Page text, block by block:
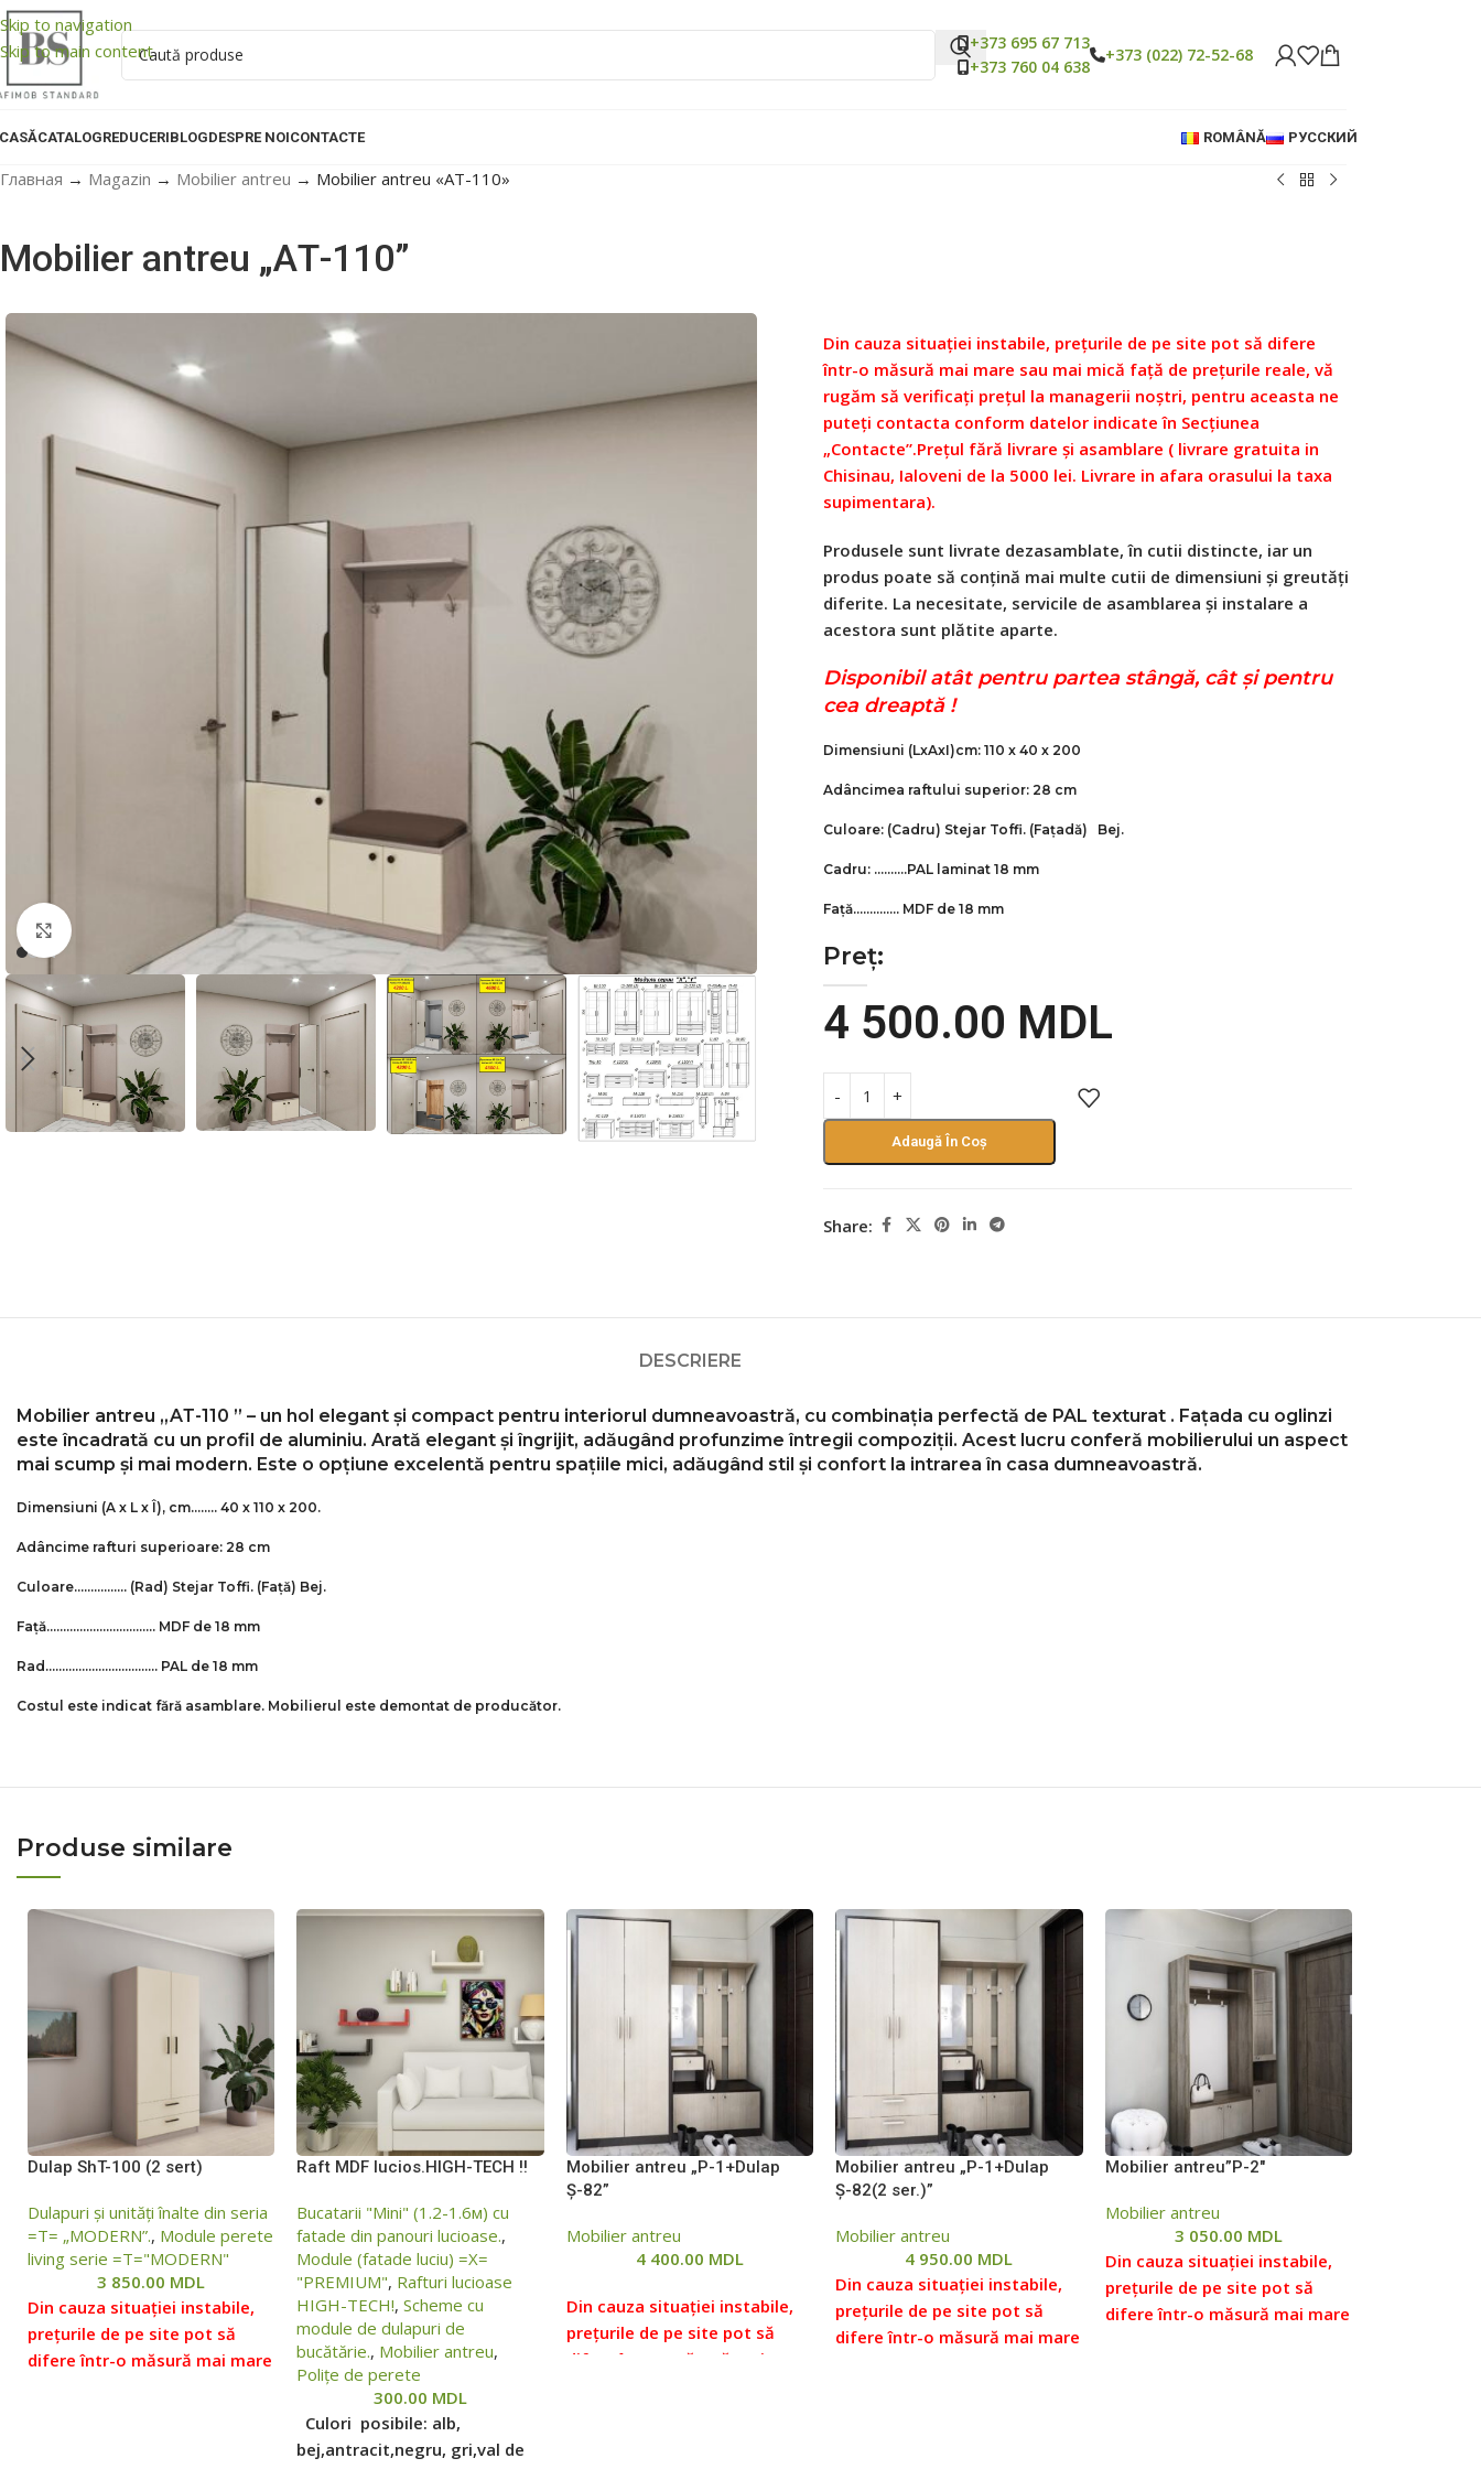
Skip to navigation
Skip to main content
+373 695 67 713
+373 760 04 638
+373 (022) 72-52-68
CATALOGREDUCERIBLOGDESPRE NOICONTACTE ROMÂNĂ РУССКИЙ
Главная → Magazin → Mobilier antreu → Mobilier antreu «AТ-110»
Mobilier antreu „AТ-110”
Faceți click pentru a mări
Din cauza situației instabile, prețurile de pe site pot să difere
într-o măsură mai mare sau mai mică față de prețurile reale, vă
rugăm să verificați prețul la managerii noștri, pentru aceasta ne
puteți contacta conform datelor indicate în Secțiunea
„Contacte”.Prețul fără livrare și asamblare ( livrare gratuita in
Chisinau, Ialoveni de la 5000 lei. Livrare in afara orasului la taxa
supimentara).
Produsele sunt livrate dezasamblate, în cutii distincte, iar un
produs poate să conțină mai multe cutii de dimensiuni și greutăți
diferite. La necesitate, servicile de asamblarea și instalare a
acestora sunt plătite aparte.
Disponibil atât pentru partea stângă, cât și pentru
cea dreaptă !
Dimensiuni (LxAxI)cm: 110 x 40 x 200
Adâncimea raftului superior: 28 cm
Culoare: (Cadru) Stejar Toffi. (Fațadă) Bej.
Cadru: ……….PAL laminat 18 mm
Față………….. MDF de 18 mm
Preț:
4 500.00 MDL
Adaugă În Coș
Share:
DESCRIERE
Mobilier antreu „AТ-110 ” – un hol elegant și compact pentru interiorul dumneavoastră, cu combinația perfectă de PAL texturat . Fațada cu oglinzi
este încadrată cu un profil de aluminiu. Arată elegant și îngrijit, adăugând profunzime întregii compoziții. Acest lucru conferă mobilierului un aspect
mai scump și mai modern. Este o opțiune excelentă pentru spațiile mici, adăugând stil și confort la intrarea în casa dumneavoastră.
Dimensiuni (A x L x Î), cm…….. 40 x 110 x 200.
Adâncime rafturi superioare: 28 cm
Culoare……………. (Rad) Stejar Toffi. (Față) Bej.
Față…………………………… MDF de 18 mm
Rad……………………………. PAL de 18 mm
Costul este indicat fără asamblare. Mobilierul este demontat de producător.
Produse similare
Dulap ShT-100 (2 sert)
Dulapuri și unități înalte din seria
=Т= „MODERN”., Module perete
living serie =Т="MODERN"
3 850.00 MDL
Din cauza situației instabile,
prețurile de pe site pot să
difere într-o măsură mai mare
Raft MDF lucios.HIGH-TECH !!
Bucatarii "Mini" (1.2-1.6м) cu
fatade din panouri lucioase.,
Module (fatade luciu) =Х=
"PREMIUM", Rafturi lucioase
HIGH-TECH!, Scheme cu
module de dulapuri de
bucătărie., Mobilier antreu,
Polițe de perete
300.00 MDL
Culori posibile: alb,
bej,antracit,negru, gri,val de
Mobilier antreu „P-1+Dulap
Ș‎-82”
Mobilier antreu
4 400.00 MDL
Din cauza situației instabile,
prețurile de pe site pot să
difere într-o măsură mai mare
Mobilier antreu „P-1+Dulap
Ș‎-82(2 ser.)”
Mobilier antreu
4 950.00 MDL
Din cauza situației instabile,
prețurile de pe site pot să
difere într-o măsură mai mare
Mobilier antreu”P-2″
Mobilier antreu
3 050.00 MDL
Din cauza situației instabile,
prețurile de pe site pot să
difere într-o măsură mai mare